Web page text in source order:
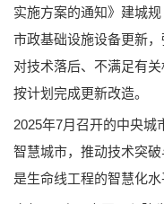
实施方案的通知》建城
市政基础设施设备更新，
对技术落后、不满足有
按计划完成更新改造。
2025年7月召开的中央城
智慧城市，推动技术突
是生命线工程的智慧化水